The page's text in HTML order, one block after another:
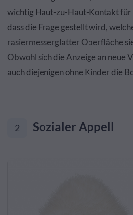
wichtig Haut-zu-Haut-Kontakt für
dass die Frage gestellt wird,
rasiermesserglatter Oberfläche
Obwohl sich die Anzeige an neue
auch diejenigen ohne Kinder die
2 Sozialer Appell